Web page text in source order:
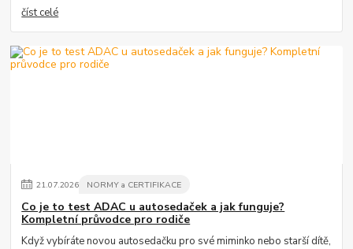
číst celé
21.07.2026 NORMY a CERTIFIKACE
Co je to test ADAC u autosedaček a jak funguje?
Kompletní průvodce pro rodiče
Když vybíráte novou autosedačku pro své miminko nebo starší dítě,